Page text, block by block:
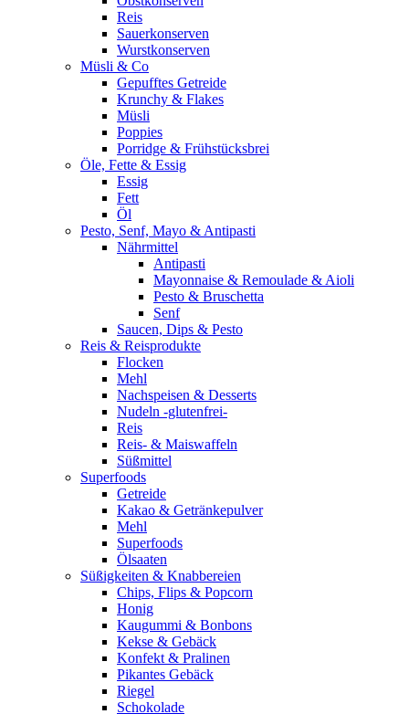
Reis
Sauerkonserven
Wurstkonserven
Müsli & Co
Gepufftes Getreide
Krunchy & Flakes
Müsli
Poppies
Porridge & Frühstücksbrei
Öle, Fette & Essig
Essig
Fett
Öl
Pesto, Senf, Mayo & Antipasti
Nährmittel
Antipasti
Mayonnaise & Remoulade & Aioli
Pesto & Bruschetta
Senf
Saucen, Dips & Pesto
Reis & Reisprodukte
Flocken
Mehl
Nachspeisen & Desserts
Nudeln -glutenfrei-
Reis
Reis- & Maiswaffeln
Süßmittel
Superfoods
Getreide
Kakao & Getränkepulver
Mehl
Superfoods
Ölsaaten
Süßigkeiten & Knabbereien
Chips, Flips & Popcorn
Honig
Kaugummi & Bonbons
Kekse & Gebäck
Konfekt & Pralinen
Pikantes Gebäck
Riegel
Schokolade